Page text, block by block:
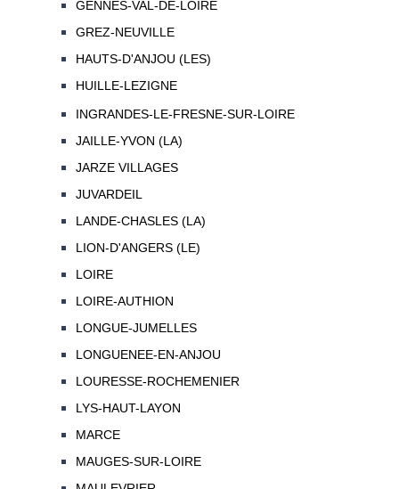
GENNES-VAL-DE-LOIRE
GREZ-NEUVILLE
HAUTS-D'ANJOU (LES)
HUILLE-LEZIGNE
INGRANDES-LE-FRESNE-SUR-LOIRE
JAILLE-YVON (LA)
JARZE VILLAGES
JUVARDEIL
LANDE-CHASLES (LA)
LION-D'ANGERS (LE)
LOIRE
LOIRE-AUTHION
LONGUE-JUMELLES
LONGUENEE-EN-ANJOU
LOURESSE-ROCHEMENIER
LYS-HAUT-LAYON
MARCE
MAUGES-SUR-LOIRE